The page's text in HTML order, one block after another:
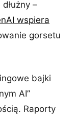
–
wspiera
gorsetu
bajki
AI”
Raporty